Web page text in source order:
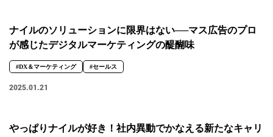
ナイルのソリューションに限界はない──マス広告のプロ
が感じたデジタルマーケティングの醍醐味
#DX＆マーケティング #セールス
2025.01.21
やっぱりナイルが好き！社内異動でかなえる新たなキャリ